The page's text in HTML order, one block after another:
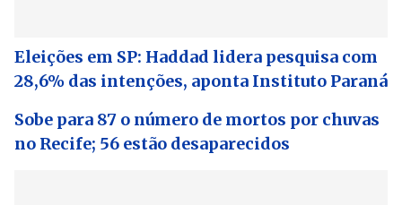
Eleições em SP: Haddad lidera pesquisa com
28,6% das intenções, aponta Instituto Paraná
Sobe para 87 o número de mortos por chuvas
no Recife; 56 estão desaparecidos